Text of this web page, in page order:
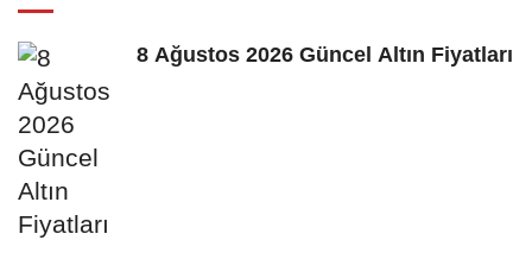
8 Ağustos 2026 Güncel Altın Fiyatları